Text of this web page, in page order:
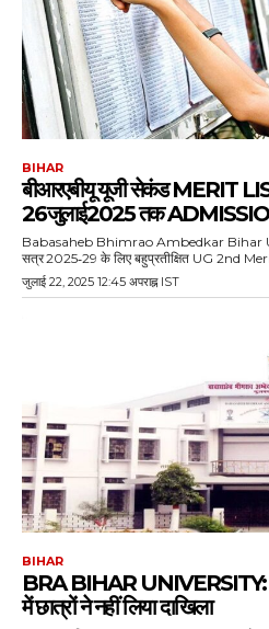
BIHAR
बीआरएबीयू यूजी सेकंड MERIT
26 जुलाई 2025 तक
Babasaheb Bhimrao Ambedkar Bihar
सत्र 2025‑29 के लिए बहुप्रतीक्षित UG 2nd
जुलाई 22, 2025 12:45 अपराह्न IST
BIHAR
BRA BIHAR UNIVERSITY:
में छात्रों ने नहीं लिया दाखिला